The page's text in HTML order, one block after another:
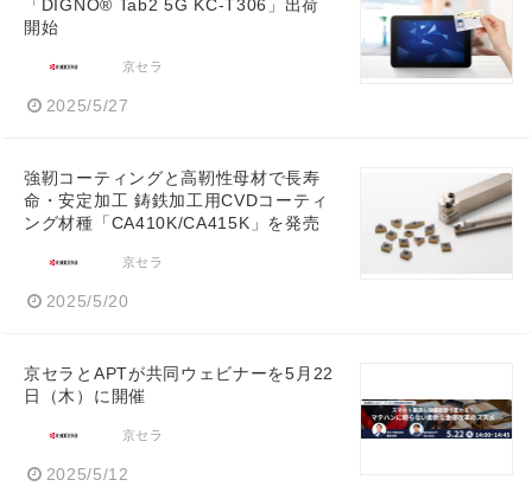
「DIGNO® Tab2 5G KC-T306」出荷
開始
京セラ
2025/5/27
強靭コーティングと高靭性母材で長寿
命・安定加工 鋳鉄加工用CVDコーティ
ング材種「CA410K/CA415K」を発売
京セラ
2025/5/20
京セラとAPTが共同ウェビナーを5月22
日（木）に開催
京セラ
2025/5/12